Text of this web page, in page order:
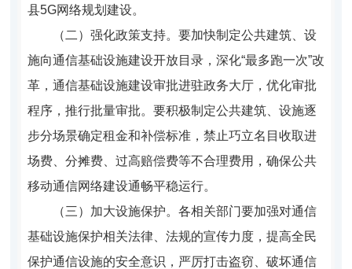
县5G网络规划建设。
（二）强化政策支持。 要加快制定公共建筑、设
施向通信基础设施建设开放目录，深化“最多跑一次”改
革，通信基础设施建设审批进驻政务大厅，优化审批
程序，推行批量审批。要积极制定公共建筑、设施逐
步分场景确定租金和补偿标准，禁止巧立名目收取进
场费、分摊费、过高赔偿费等不合理费用，确保公共
移动通信网络建设通畅平稳运行。
（三）加大设施保护。 各相关部门要加强对通信
基础设施保护相关法律、法规的宣传力度，提高全民
保护通信设施的安全意识，严厉打击盗窃、破坏通信